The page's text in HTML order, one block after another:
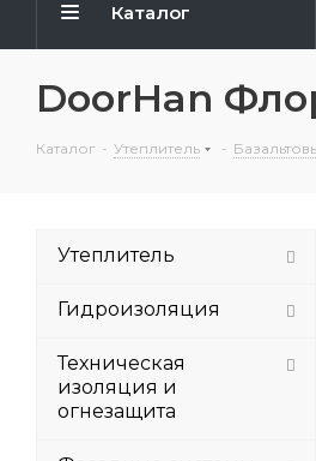
Каталог
DoorHan
Каталог - Утеплитель -
Утеплитель
Гидроизоляция
Техническая
изоляция и
огнезащита